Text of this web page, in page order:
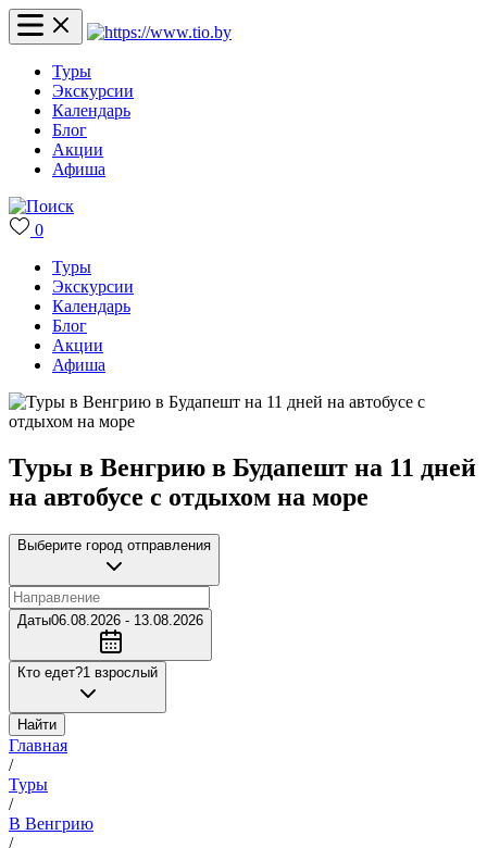
Туры
Экскурсии
Календарь
Блог
Акции
Афиша
0
Туры
Экскурсии
Календарь
Блог
Акции
Афиша
Туры в Венгрию в Будапешт на 11 дней
на автобусе с отдыхом на море
Выберите город отправления
Даты06.08.2026 - 13.08.2026
Кто едет?1 взрослый
Найти
Главная
/
Туры
/
В Венгрию
/